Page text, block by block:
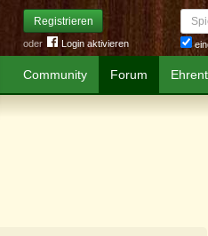
Registrieren
oder Login aktivieren
Community Forum